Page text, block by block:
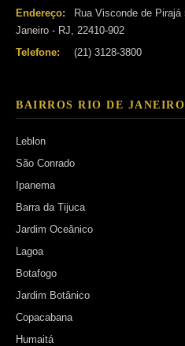
Endereço:
Rua Visconde de
Janeiro - RJ, 22410-902
Telefone:
(21) 3128-3800
BAIRROS RIO DE JANEIRO
Leblon
São Conrado
Ipanema
Barra da Tijuca
Jardim Oceânico
Lagoa
Botafogo
Jardim Botânico
Copacabana
Humaitá